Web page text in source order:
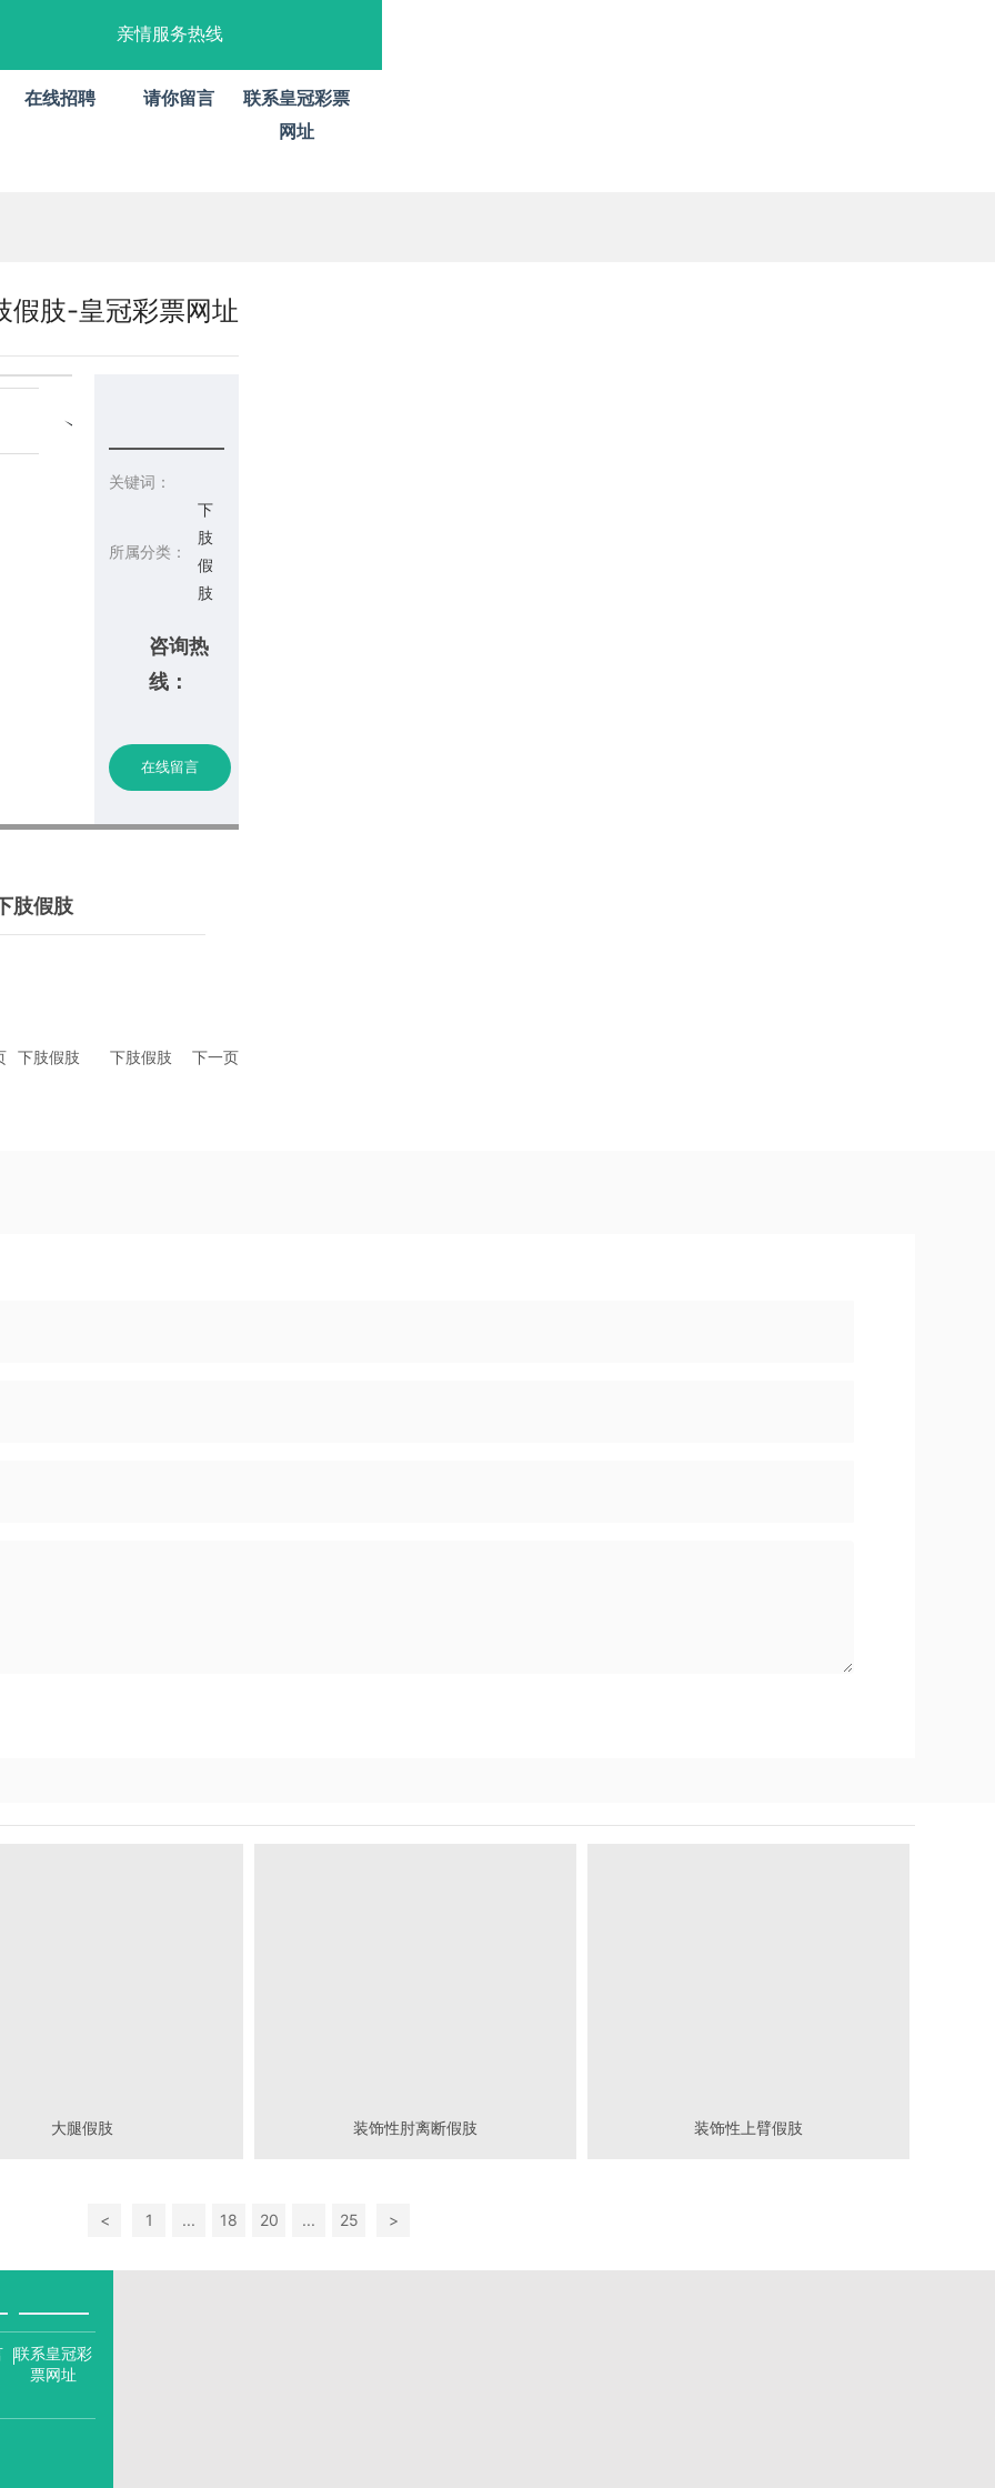
亲情服务热线
在线招聘 请你留言
联系皇冠彩票
网址
假肢-皇冠彩票网址
关键词：
所属分类：
下
肢
假
肢
咨询热
线：
在线留言
肢假肢
下肢假肢 下肢假肢 下一页
大腿假肢 装饰性肘离断假肢 装饰性上臂假肢
< 1 ... 18 20 ... 25 >
联系皇冠彩
票网址